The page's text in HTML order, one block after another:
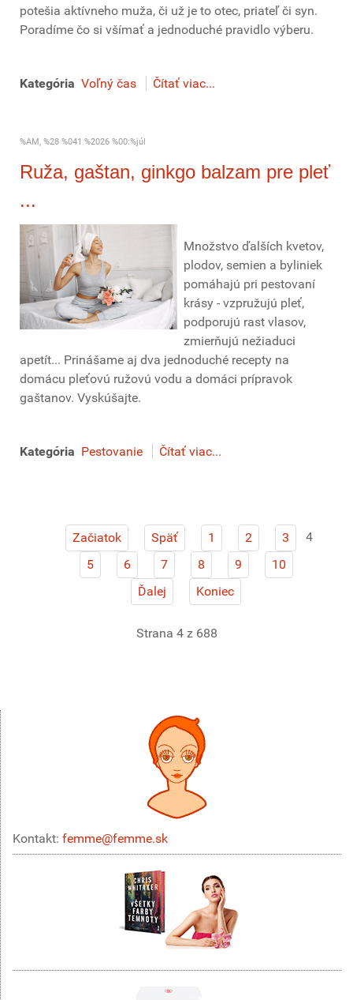
potešia aktívneho muža, či už je to otec, priateľ či syn.
Poradíme čo si všímať a jednoduché pravidlo výberu.
Kategória Voľný čas Čítať viac...
%AM, %28 %041 %2026 %00:%júl
Ruža, gaštan, ginkgo balzam pre pleť
...
Množstvo ďalších kvetov,
plodov, semien a byliniek
pomáhajú pri pestovaní
krásy - vzpružujú pleť,
podporujú rast vlasov,
zmierňujú nežiaduci
apetít... Prinášame aj dva jednoduché recepty na
domácu pleťovú ružovú vodu a domáci prípravok
gaštanov. Vyskúšajte.
Kategória Pestovanie Čítať viac...
Začiatok Späť 1 2 3
4
5
6 7 8 9
10
Ďalej
Koniec
Strana 4 z 688
Kontakt: femme@femme.sk